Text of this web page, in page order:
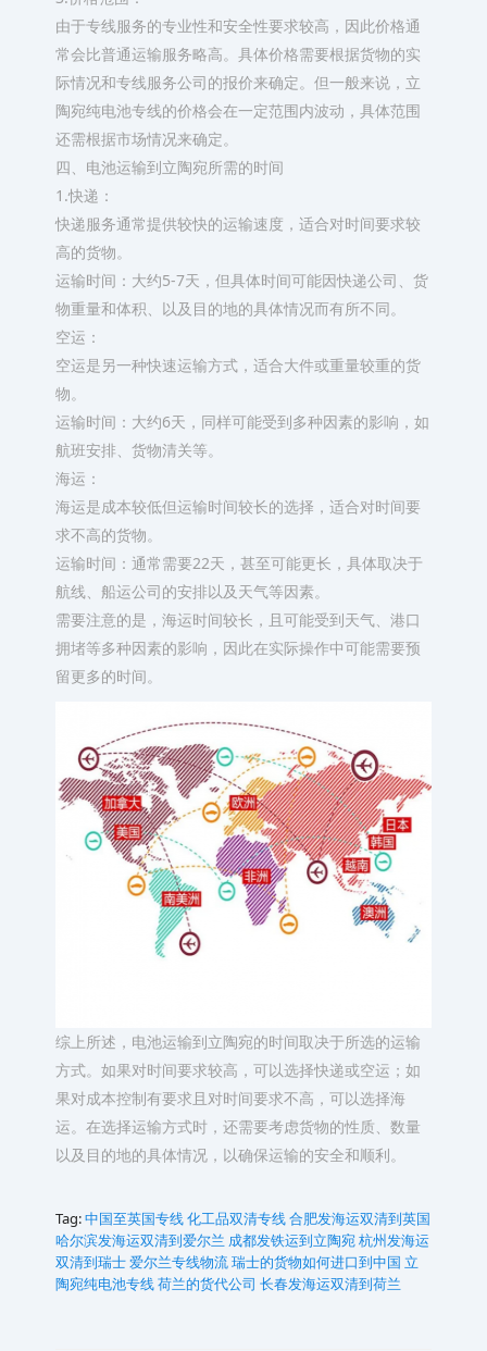
由于专线服务的专业性和安全性要求较高，因此价格通
常会比普通运输服务略高。具体价格需要根据货物的实
际情况和专线服务公司的报价来确定。但一般来说，立
陶宛纯电池专线的价格会在一定范围内波动，具体范围
还需根据市场情况来确定。
四、电池运输到立陶宛所需的时间
1.快递：
快递服务通常提供较快的运输速度，适合对时间要求较
高的货物。
运输时间：大约5-7天，但具体时间可能因快递公司、货
物重量和体积、以及目的地的具体情况而有所不同。
空运：
空运是另一种快速运输方式，适合大件或重量较重的货
物。
运输时间：大约6天，同样可能受到多种因素的影响，如
航班安排、货物清关等。
海运：
海运是成本较低但运输时间较长的选择，适合对时间要
求不高的货物。
运输时间：通常需要22天，甚至可能更长，具体取决于
航线、船运公司的安排以及天气等因素。
需要注意的是，海运时间较长，且可能受到天气、港口
拥堵等多种因素的影响，因此在实际操作中可能需要预
留更多的时间。
综上所述，电池运输到立陶宛的时间取决于所选的运输
方式。如果对时间要求较高，可以选择快递或空运；如
果对成本控制有要求且对时间要求不高，可以选择海
运。在选择运输方式时，还需要考虑货物的性质、数量
以及目的地的具体情况，以确保运输的安全和顺利。
Tag:中国至英国专线化工品双清专线合肥发海运双清到英国
哈尔滨发海运双清到爱尔兰 成都发铁运到立陶宛杭州发海运
双清到瑞士爱尔兰专线物流瑞士的货物如何进口到中国 立
陶宛纯电池专线荷兰的货代公司 长春发海运双清到荷兰